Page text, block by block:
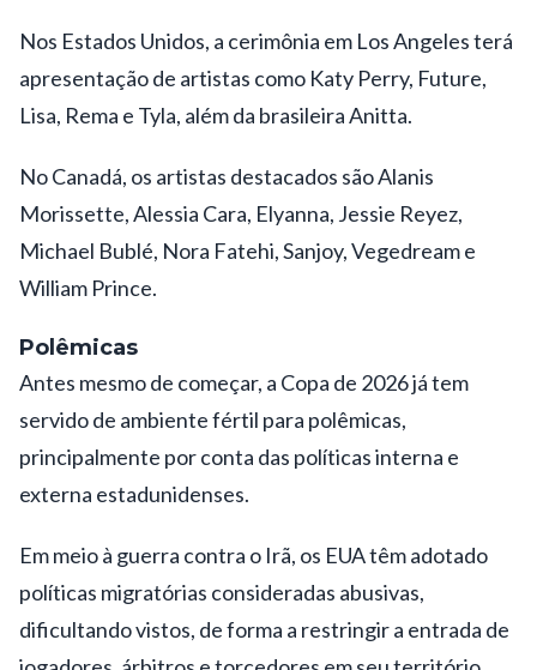
Nos Estados Unidos, a cerimônia em Los Angeles terá
apresentação de artistas como Katy Perry, Future,
Lisa, Rema e Tyla, além da brasileira Anitta.
No Canadá, os artistas destacados são Alanis
Morissette, Alessia Cara, Elyanna, Jessie Reyez,
Michael Bublé, Nora Fatehi, Sanjoy, Vegedream e
William Prince.
Polêmicas
Antes mesmo de começar, a Copa de 2026 já tem
servido de ambiente fértil para polêmicas,
principalmente por conta das políticas interna e
externa estadunidenses.
Em meio à guerra contra o Irã, os EUA têm adotado
políticas migratórias consideradas abusivas,
dificultando vistos, de forma a restringir a entrada de